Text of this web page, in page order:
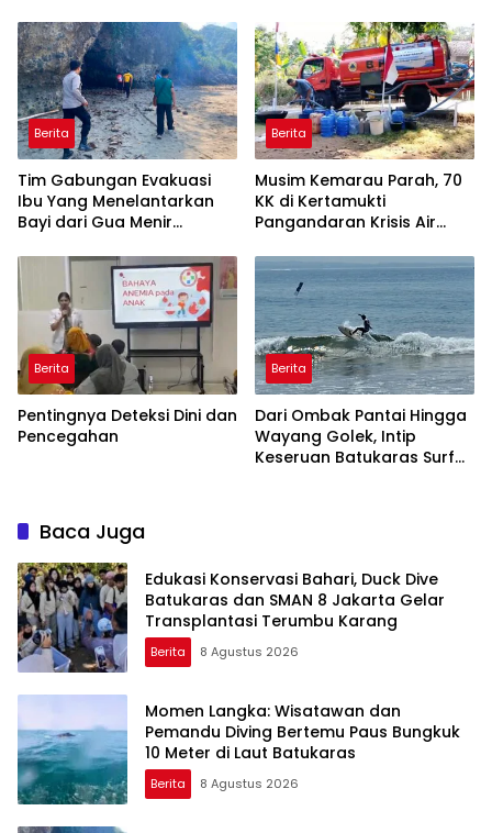
Karang
Berita
Tim Gabungan Evakuasi
Ibu Yang Menelantarkan
Bayi dari Gua Menir
Pangandaran
Berita
Musim Kemarau Parah, 70
KK di Kertamukti
Pangandaran Krisis Air
BPBD Gerak Cepat
Berita
Pentingnya Deteksi Dini dan
Pencegahan
Berita
Dari Ombak Pantai Hingga
Wayang Golek, Intip
Keseruan Batukaras Surf
Baca Juga
Edukasi Konservasi Bahari, Duck Dive
Batukaras dan SMAN 8 Jakarta Gelar
Transplantasi Terumbu Karang
Berita 8 Agustus 2026
Momen Langka: Wisatawan dan
Pemandu Diving Bertemu Paus Bungkuk
10 Meter di Laut Batukaras
Berita 8 Agustus 2026